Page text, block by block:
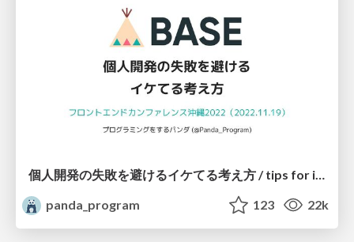
panda_program
123 22k